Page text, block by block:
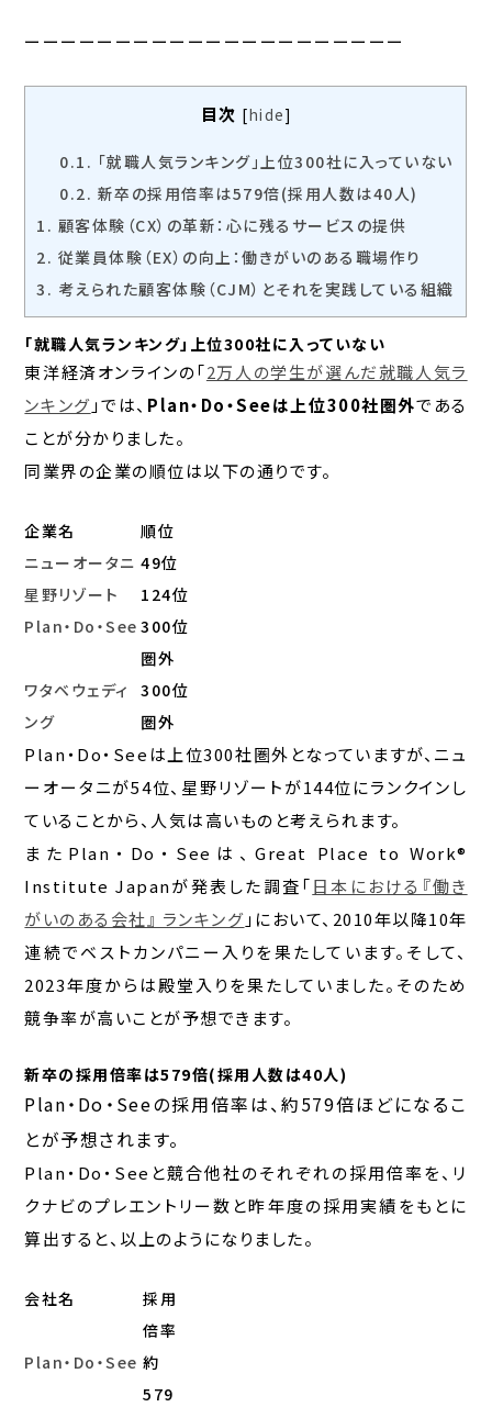
ーーーーーーーーーーーーーーーーーーーーー
目次 [hide]
0.1. 「就職人気ランキング」上位300社に入っていない
0.2. 新卒の採用倍率は579倍(採用人数は40人)
1. 顧客体験（CX）の革新：心に残るサービスの提供
2. 従業員体験（EX）の向上：働きがいのある職場作り
3. 考えられた顧客体験（CJM）とそれを実践している組織
「就職人気ランキング」上位300社に入っていない
東洋経済オンラインの「2万人の学生が選んだ就職人気ラ
ンキング 」では、 Plan・Do・Seeは上位300社圏外である
ことが分かりました。
同業界の企業の順位は以下の通りです。
企業名
順位
ニューオータニ 49位
星野リゾート
124位
Plan・Do・See 300位
圏外
ワタベウェディ
ング
300位
圏外
Plan・Do・Seeは上位300社圏外となっていますが、ニュ
ーオータニが54位、星野リゾートが144位にランクインし
ていることから、人気は高いものと考えられます。
またPlan・Do・Seeは、Great Place to Work®
Institute Japanが発表した調査「日本における『働き
がいのある会社』 ランキング 」において、2010年以降10年
連続でベストカンパニー入りを果たしています。そして、
2023年度からは殿堂入りを果たしていました。そのため
競争率が高いことが予想できます。
新卒の採用倍率は579倍(採用人数は40人)
Plan・Do・Seeの採用倍率は、約579倍ほどになるこ
とが予想されます。
Plan・Do・Seeと競合他社のそれぞれの採用倍率を、リ
クナビのプレエントリー数と昨年度の採用実績をもとに
算出すると、以上のようになりました。
会社名
採用
倍率
Plan・Do・See 約
579